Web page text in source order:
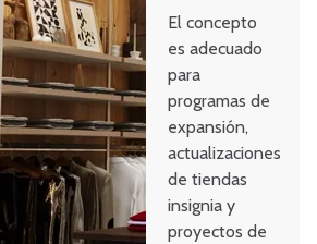
El concepto
es adecuado
para
programas de
expansión,
actualizaciones
de tiendas
insignia y
proyectos de